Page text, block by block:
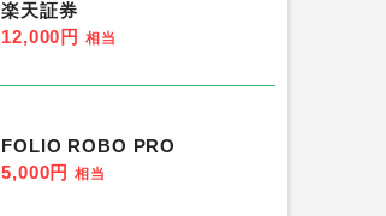
楽天証券
12,000円 相当
FOLIO ROBO PRO
5,000円 相当